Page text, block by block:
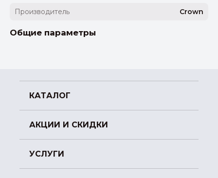
Производитель
Crown
Общие параметры
КАТАЛОГ
АКЦИИ И СКИДКИ
УСЛУГИ